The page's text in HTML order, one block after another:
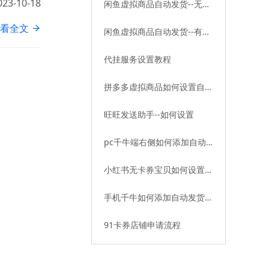
10-18
全文
闲鱼虚拟商品自动发货--无卡
闲鱼虚拟商品自动发货--有卡
代挂服务设置教程
拼多多虚拟商品如何设置自动
旺旺发送助手--如何设置
pc千牛端右侧如何添加自动
小红书无卡券宝贝如何设置自
手机千牛如何添加自动发货插
91卡券店铺申请流程